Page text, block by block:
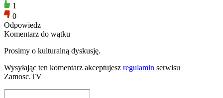
1
0
Odpowiedz
Komentarz do wątku
Prosimy o kulturalną dyskusję.
Wysyłając ten komentarz akceptujesz regulamin serwisu
Zamosc.TV